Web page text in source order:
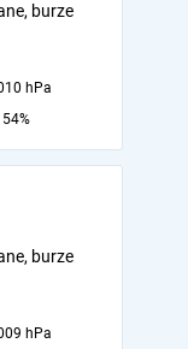
burze
hPa
54%
burze
hPa